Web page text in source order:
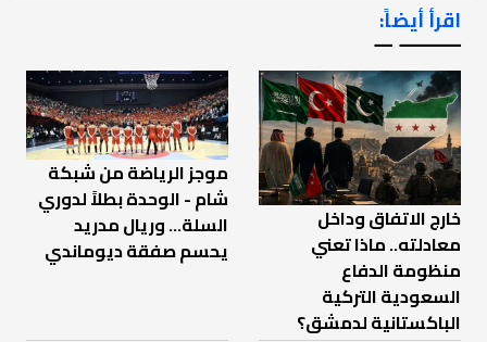
اقرأ أيضاً:
ـــــــ ــ
خارج الاتفاق وداخل
معادلته.. ماذا تعني
منظومة الدفاع
السعودية التركية
الباكستانية لدمشق؟
موجز الرياضة من شبكة
شام - الوحدة بطلاً لدوري
السلة... وريال مدريد
يحسم صفقة ديوماندي